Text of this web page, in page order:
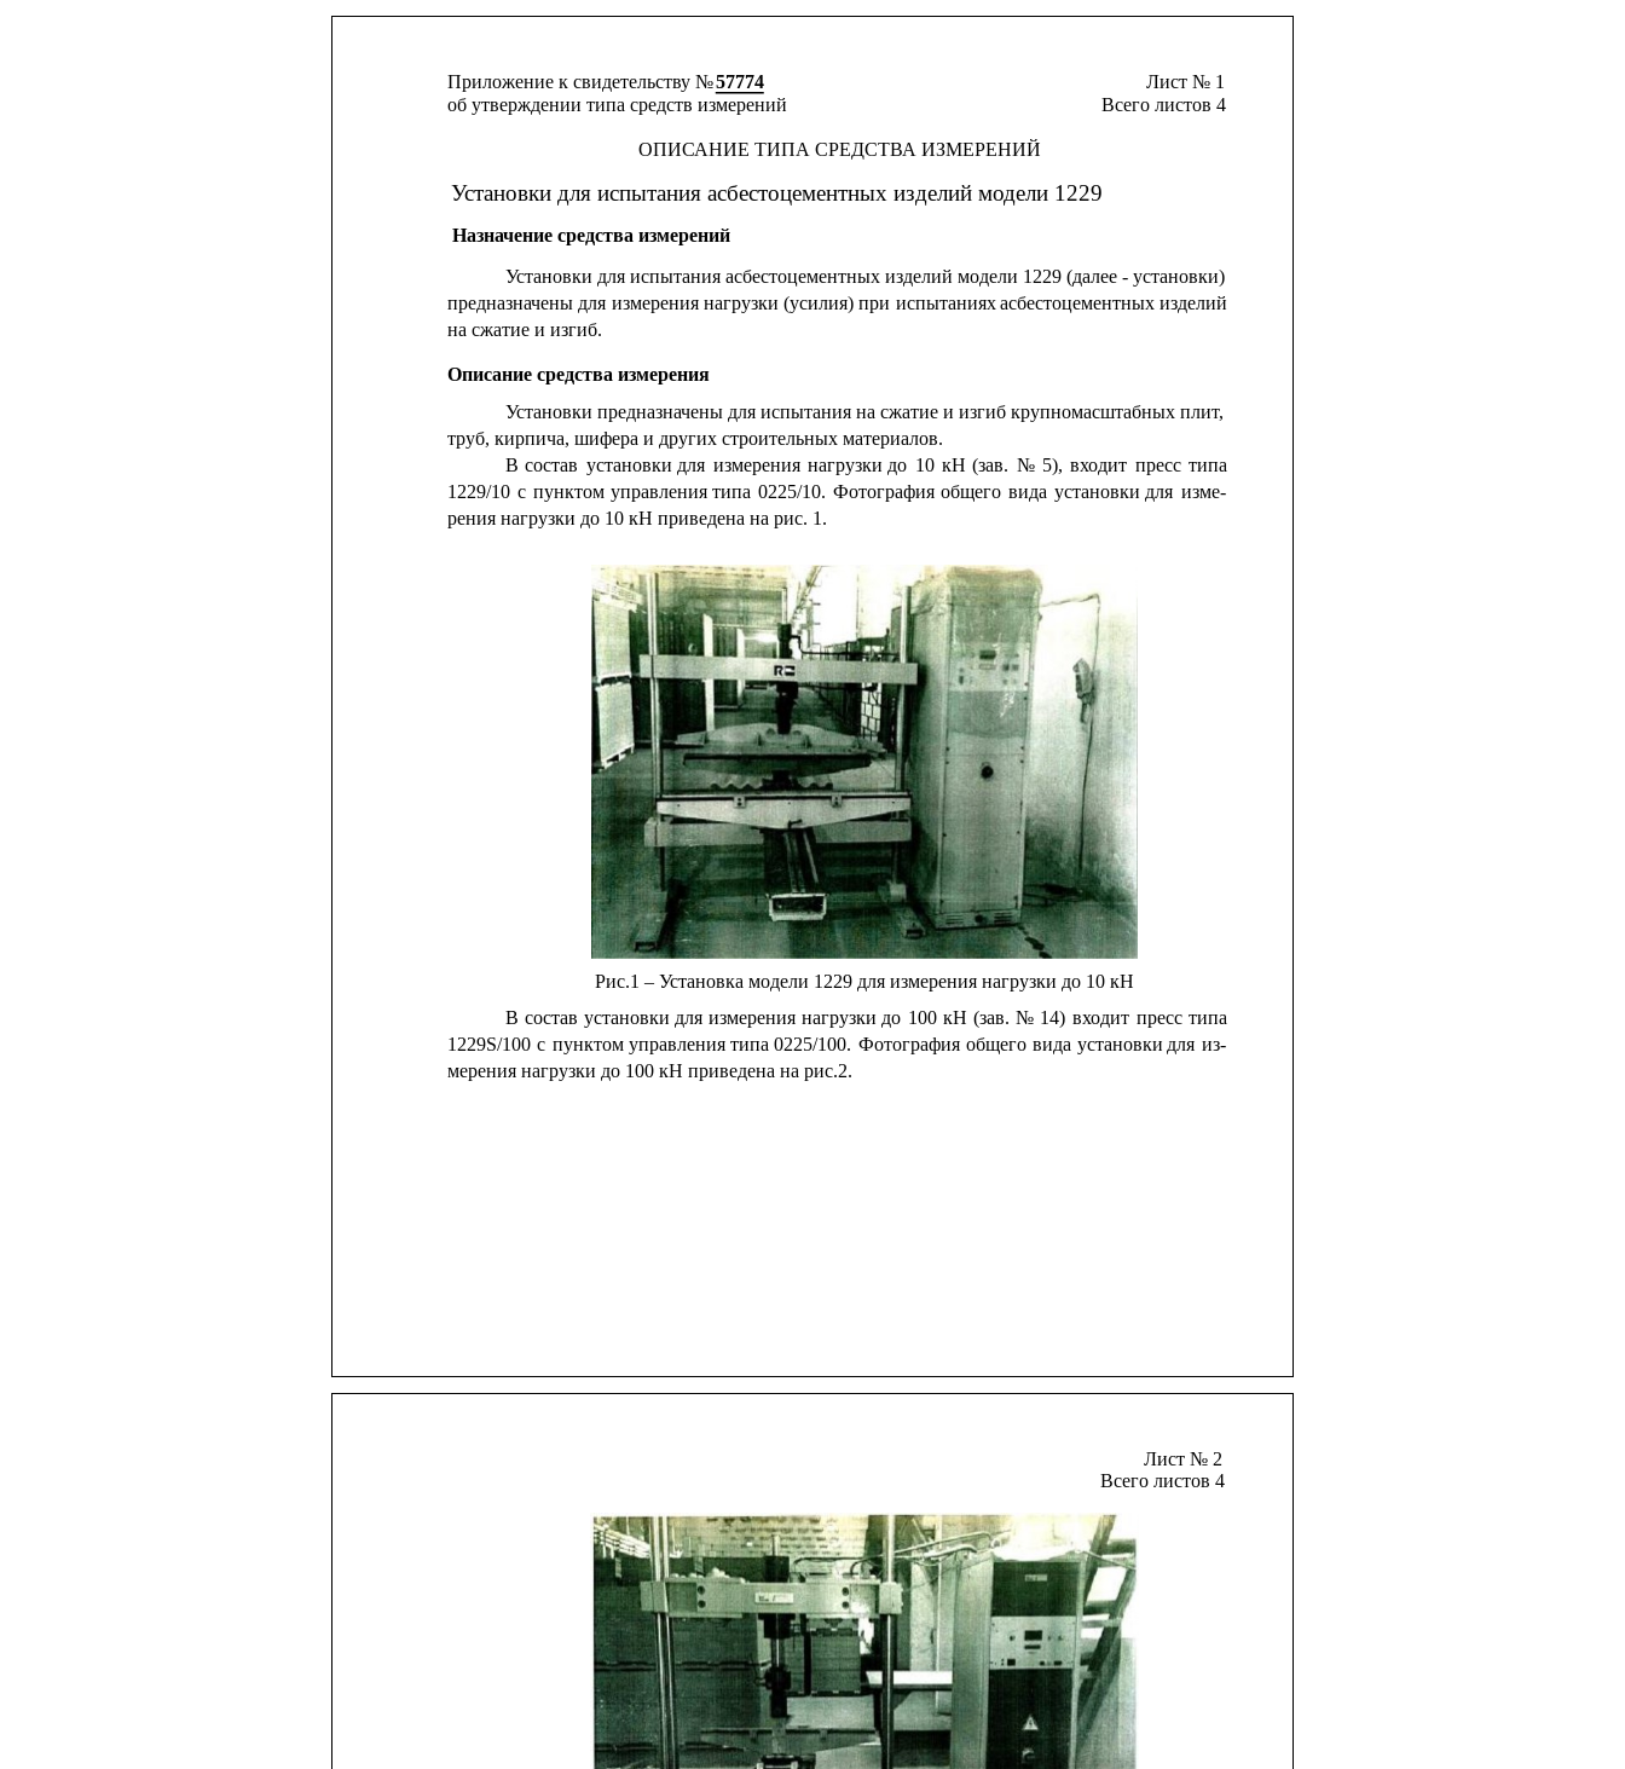
Приложение к свидетельству № 57774
об утверждении типа средств измерений
Лист № 1
Всего листов 4
ОПИСАНИЕ ТИПА СРЕДСТВА ИЗМЕРЕНИЙ
Установки для испытания асбестоцементных изделий модели 1229
Назначение средства измерений
Установки для испытания асбестоцементных изделий модели 1229 (далее - установки)
предназначены для измерения нагрузки (усилия) при испытаниях асбестоцементных изделий
на сжатие и изгиб.
Описание средства измерения
Установки предназначены для испытания на сжатие и изгиб крупномасштабных плит,
труб, кирпича, шифера и других строительных материалов.
В состав установки для измерения нагрузки до 10 кН (зав. № 5), входит пресс типа
1229/10 с пунктом управления типа 0225/10. Фотография общего вида установки для изме-
рения нагрузки до 10 кН приведена на рис. 1.
Рис.1 – Установка модели 1229 для измерения нагрузки до 10 кН
В состав установки для измерения нагрузки до 100 кН (зав. № 14) входит пресс типа
1229S/100 с пунктом управления типа 0225/100. Фотография общего вида установки для из-
мерения нагрузки до 100 кН приведена на рис.2.
Лист № 2
Всего листов 4